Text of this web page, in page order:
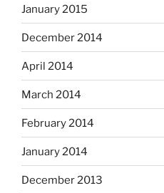
January 2015
December 2014
April 2014
March 2014
February 2014
January 2014
December 2013